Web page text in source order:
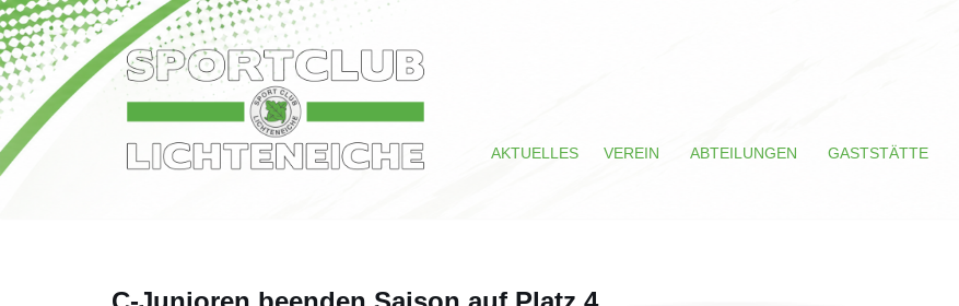
Zum
Inhalt
springen
AKTUELLES VEREIN ABTEILUNGEN GASTSTÄTTE